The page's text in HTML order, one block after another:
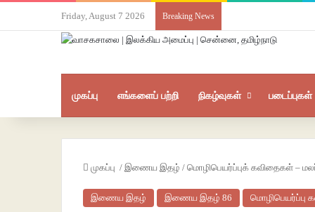
Friday, August 7 2026 Breaking News
முகப்பு எங்களைப் பற்றி நிகழ்வுகள் படைப்புகள்
முகப்பு / இணைய இதழ் / மொழிபெயர்ப்புக் கவிதைகள் –
இணைய இதழ் இணைய இதழ் 86 மொழிபெயர்ப்பு